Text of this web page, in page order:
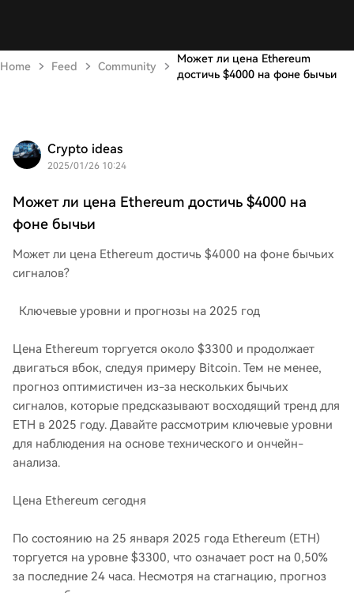
Home Feed Community
Может ли цена Ethereum
достичь $4000 на фоне бычьи
Crypto ideas
2025/01/26 10:24
Может ли цена Ethereum достичь $4000 на
фоне бычьи
Может ли цена Ethereum достичь $4000 на фоне бычьих
сигналов?
Ключевые уровни и прогнозы на 2025 год
Цена Ethereum торгуется около $3300 и продолжает
двигаться вбок, следуя примеру Bitcoin. Тем не менее,
прогноз оптимистичен из-за нескольких бычьих
сигналов, которые предсказывают восходящий тренд для
ETH в 2025 году. Давайте рассмотрим ключевые уровни
для наблюдения на основе технического и ончейн-
анализа.
Цена Ethereum сегодня
По состоянию на 25 января 2025 года Ethereum (ETH)
торгуется на уровне $3300, что означает рост на 0,50%
за последние 24 часа. Несмотря на стагнацию, прогноз